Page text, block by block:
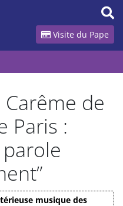
Visite du Pape
de
Paris :
parole
musique des